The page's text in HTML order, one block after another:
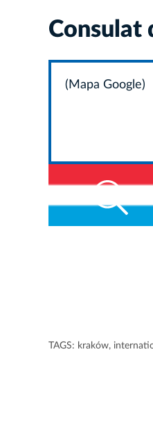
Consulat
(Mapa Google)
TAGS: kraków,